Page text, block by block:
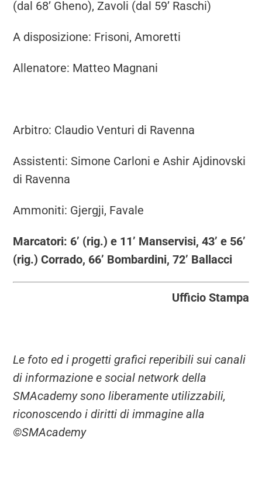
(dal 68’ Gheno), Zavoli (dal 59’ Raschi)
A disposizione: Frisoni, Amoretti
Allenatore: Matteo Magnani
Arbitro: Claudio Venturi di Ravenna
Assistenti: Simone Carloni e Ashir Ajdinovski
di Ravenna
Ammoniti: Gjergji, Favale
Marcatori: 6’ (rig.) e 11’ Manservisi, 43’ e 56’
(rig.) Corrado, 66’ Bombardini, 72’ Ballacci
Ufficio Stampa
Le foto ed i progetti grafici reperibili sui canali
di informazione e social network della
SMAcademy sono liberamente utilizzabili,
riconoscendo i diritti di immagine alla
©SMAcademy